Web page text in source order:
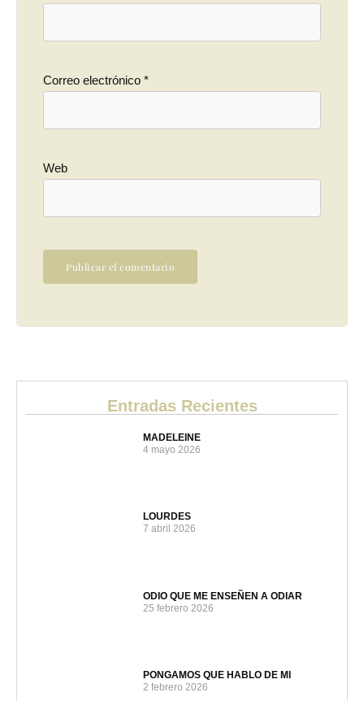
Correo electrónico *
Web
Entradas Recientes
MADELEINE
4 mayo 2026
LOURDES
7 abril 2026
ODIO QUE ME ENSEÑEN A ODIAR
25 febrero 2026
PONGAMOS QUE HABLO DE MI
2 febrero 2026